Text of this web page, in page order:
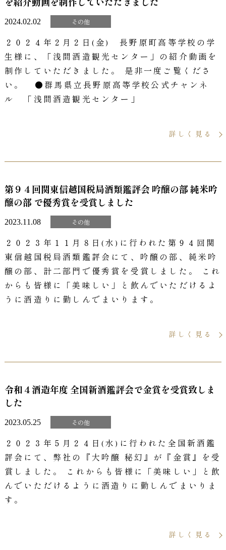
2024.02.02 その他
を紹介動画を制作していただきました
２０２４年２月２日(金) 長野原町高等学校の学
生様に、「浅間酒造観光センター」の紹介動画を
制作していただきました。 是非一度ご覧くださ
い。 ●群馬県立長野原高等学校公式チャンネ
ル 「浅間酒造観光センター」
詳しく見る
2023.11.08 その他
第９４回関東信越国税局酒類鑑評会 吟醸の部 純米吟
醸の部 で優秀賞を受賞しました
２０２３年１１月８日(水)に行われた第９４回関
東信越国税局酒類鑑評会にて、吟醸の部、純米吟
醸の部、計二部門で優秀賞を受賞しました。 これ
からも皆様に「美味しい」と飲んでいただけるよ
うに酒造りに勤しんでまいります。
詳しく見る
2023.05.25 その他
令和４酒造年度 全国新酒鑑評会で金賞を受賞致しま
した
２０２３年５月２４日(水)に行われた全国新酒鑑
評会にて、弊社の『大吟醸 秘幻』が『金賞』を受
賞しました。 これからも皆様に「美味しい」と飲
んでいただけるように酒造りに勤しんでまいりま
す。
詳しく見る